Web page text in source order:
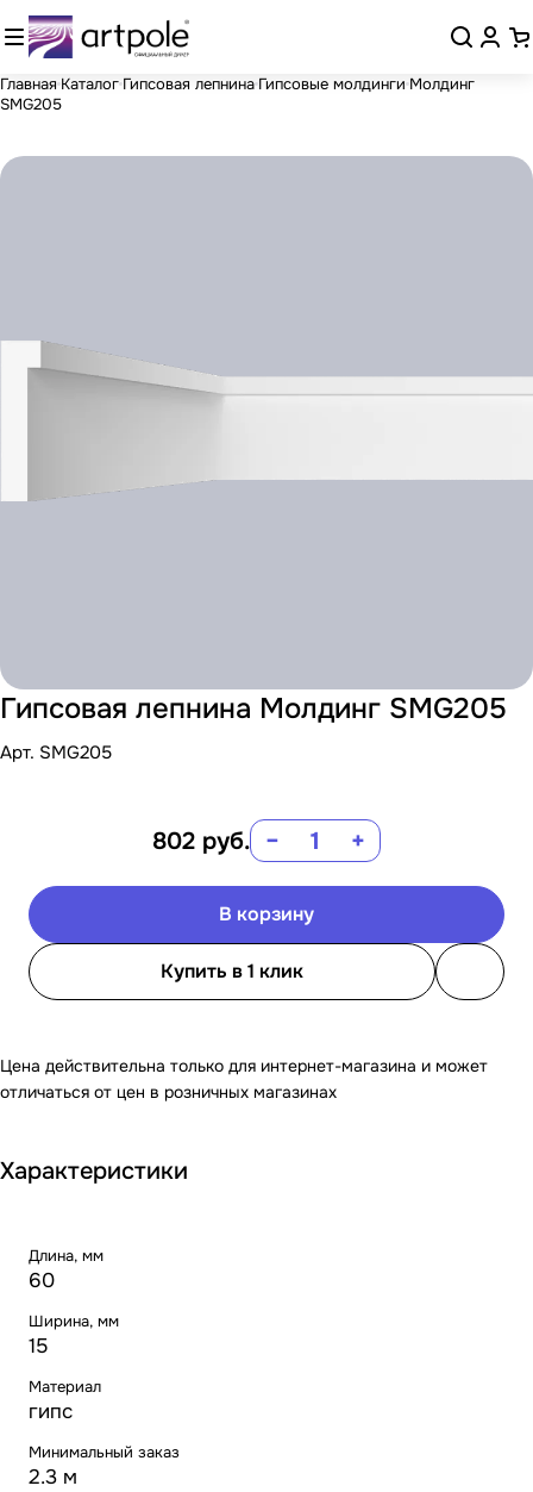
Главная Каталог Гипсовая лепнина Гипсовые молдинги Молдинг
SMG205
Гипсовая лепнина Молдинг SMG205
Арт. SMG205
802 руб. − +
В корзину
Купить в 1 клик
Цена действительна только для интернет-магазина и может
отличаться от цен в розничных магазинах
Характеристики
Длина, мм
60
Ширина, мм
15
Материал
гипс
Минимальный заказ
2.3 м